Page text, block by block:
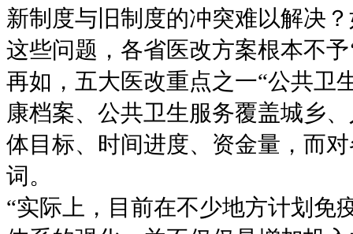
新制度与旧制度的冲突难以解决
这些问题，各省医改方案根本不
再如，五大医改重点之一“公共卫
康档案、公共卫生服务覆盖城乡
体目标、时间进度、资金量，而
词。
“实际上，目前在不少地方计划免